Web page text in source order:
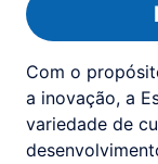
Com o
a inovação, a
variedade de